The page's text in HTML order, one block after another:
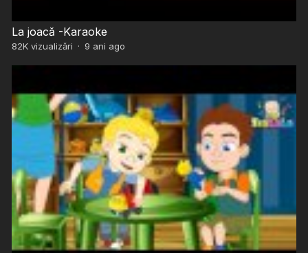
La joacă -Karaoke
82Kvizualizări · 9 ani ago